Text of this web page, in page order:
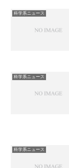
科学系ニュース
科学系ニュース
科学系ニュース